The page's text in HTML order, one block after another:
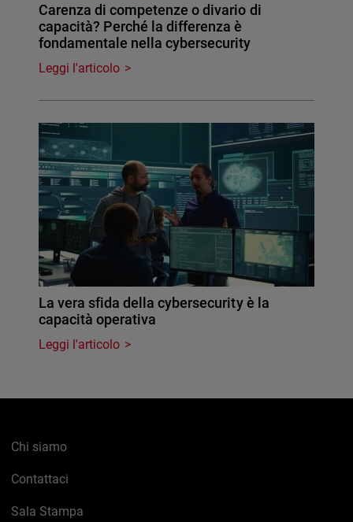
Carenza di competenze o divario di
capacità? Perché la differenza è
fondamentale nella cybersecurity
Leggi l'articolo
La vera sfida della cybersecurity è la
capacità operativa
Leggi l'articolo
Chi siamo
Contattaci
Sala Stampa